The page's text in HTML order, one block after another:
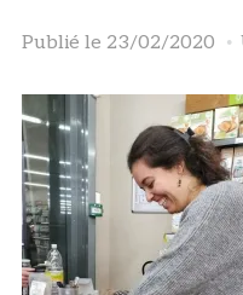
Publié le 23/02/2020